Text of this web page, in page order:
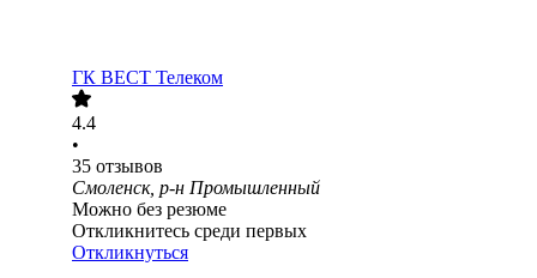
ГК ВЕСТ Телеком
4.4
•
35 отзывов
Смоленск, р-н Промышленный
Можно без резюме
Откликнитесь среди первых
Откликнуться